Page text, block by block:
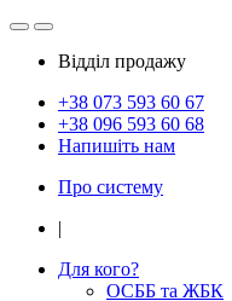
Відділ продажу
+38 073 593 60 67
+38 096 593 60 68
Напишіть нам
Про систему
|
Для кого?
ОСББ та ЖБК